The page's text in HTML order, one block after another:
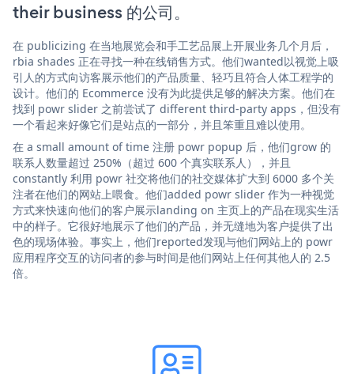
their business 的公司。
在 publicizing 在当地展览会和手工艺品展上开展业务几个月后，
rbia shades 正在寻找一种在线销售方式。他们wanted以视觉上吸
引人的方式向访客展示他们的产品质量、轻巧且符合人体工程学的
设计。他们的 Ecommerce 没有为此提供足够的解决方案。他们在
找到 powr slider 之前尝试了 different third-party apps，但没有
一个看起来好像它们是站点的一部分，并且笨重且难以使用。
在 a small amount of time 注册 powr popup 后，他们grow 的
联系人数量超过 250%（超过 600 个真实联系人），并且
constantly 利用 powr 社交将他们的社交媒体扩大到 6000 多个关
注者在他们的网站上喂食。他们added powr slider 作为一种视觉
方式来快速向他们的客户展示landing on 主页上的产品在现实生活
中的样子。它很好地展示了他们的产品，并无缝地为客户提供了出
色的现场体验。事实上，他们reported发现与他们网站上的 powr
应用程序交互的访问者的参与时间是他们网站上任何其他人的 2.5
倍。